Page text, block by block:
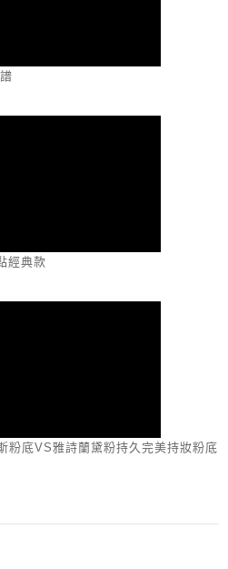
經典款
粉底VS雅詩蘭黛粉持久完美持妝粉底